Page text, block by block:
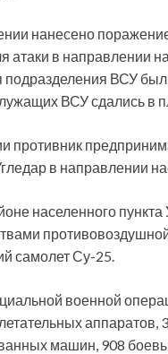
нанесено
атаки в направлении
подразделения ВСУ
ВСУ сдались в
в направлении
населенного
самолет Су-25.
военной
аппаратов,
машин, 908